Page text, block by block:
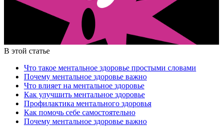
В этой статье
Что такое ментальное здоровье простыми словами
Почему ментальное здоровье важно
Что влияет на ментальное здоровье
Как улучшить ментальное здоровье
Профилактика ментального здоровья
Как помочь себе самостоятельно
Почему ментальное здоровье важно